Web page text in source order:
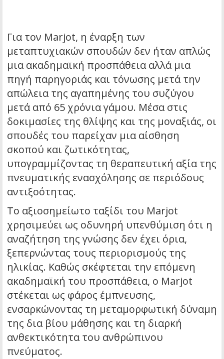
Για τον Marjot, η έναρξη των
μεταπτυχιακών σπουδών δεν ήταν απλώς
μια ακαδημαϊκή προσπάθεια αλλά μια
πηγή παρηγοριάς και τόνωσης μετά την
απώλεια της αγαπημένης του συζύγου
μετά από 65 χρόνια γάμου. Μέσα στις
δοκιμασίες της θλίψης και της μοναξιάς, οι
σπουδές του παρείχαν μια αίσθηση
σκοπού και ζωτικότητας,
υπογραμμίζοντας τη θεραπευτική αξία της
πνευματικής ενασχόλησης σε περιόδους
αντιξοότητας.
Το αξιοσημείωτο ταξίδι του Marjot
χρησιμεύει ως οδυνηρή υπενθύμιση ότι η
αναζήτηση της γνώσης δεν έχει όρια,
ξεπερνώντας τους περιορισμούς της
ηλικίας. Καθώς σκέφτεται την επόμενη
ακαδημαϊκή του προσπάθεια, ο Marjot
στέκεται ως φάρος έμπνευσης,
ενσαρκώνοντας τη μεταμορφωτική δύναμη
της δια βίου μάθησης και τη διαρκή
ανθεκτικότητα του ανθρώπινου
πνεύματος.